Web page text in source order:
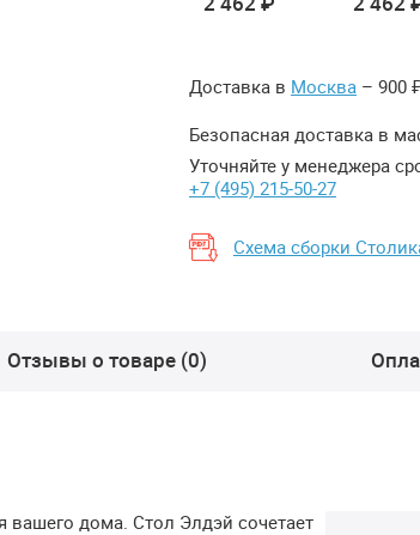
Доставка в Москва – 900
Безопасная доставка в
Уточняйте у менеджера
+7 (495) 215-50-27
Схема сборки
Отзывы о товаре (0)
дома. Стол Элдэй сочетает